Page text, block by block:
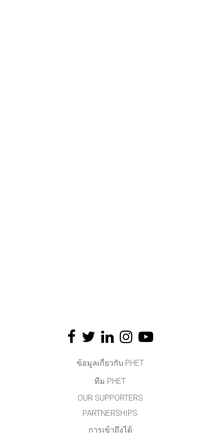
ข้อมูลเกี่ยวกับ PHET
ทีม PHET
OUR SUPPORTERS
PARTNERSHIPS
การเข้าถึงได้